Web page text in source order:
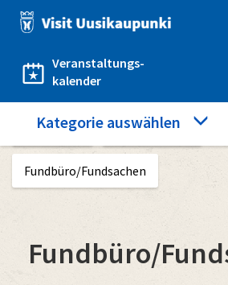
Direkt
zum
Veranstaltungs-
kalender
Category
menu
Kategorie auswählen
Startseite Gut zu wissen
Fundbüro/Fundsachen
Fundbüro/